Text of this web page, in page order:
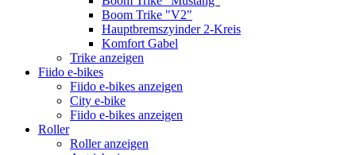
Boom Trike "V2"
Hauptbremszyinder 2-Kreis
Komfort Gabel
Trike anzeigen
Fiido e-bikes
Fiido e-bikes anzeigen
City e-bike
Fiido e-bikes anzeigen
Roller
Roller anzeigen